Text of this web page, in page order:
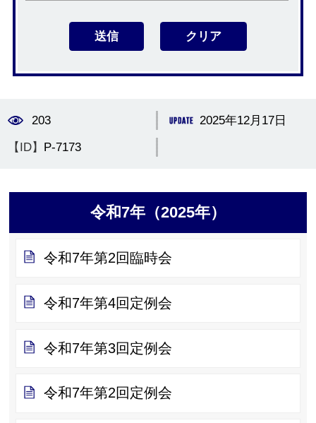
203 2025年12月17日
【ID】 P-7173
令和7年（2025年）
令和7年第2回臨時会
令和7年第4回定例会
令和7年第3回定例会
令和7年第2回定例会